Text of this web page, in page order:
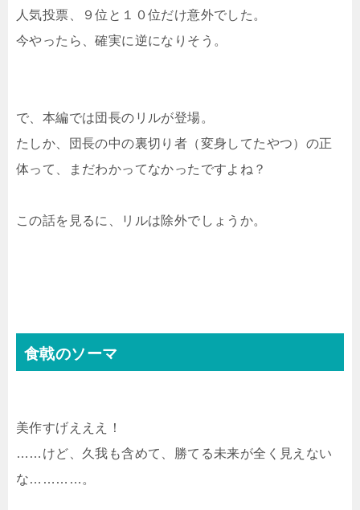
人気投票、９位と１０位だけ意外でした。
今やったら、確実に逆になりそう。
で、本編では団長のリルが登場。
たしか、団長の中の裏切り者（変身してたやつ）の正
体って、まだわかってなかったですよね？
この話を見るに、リルは除外でしょうか。
食戟のソーマ
美作すげえええ！
……けど、久我も含めて、勝てる未来が全く見えない
な…………。